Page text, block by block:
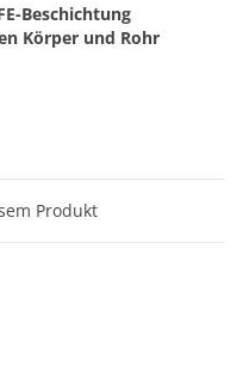
Beschichtung
Körper und Rohr
Produkt